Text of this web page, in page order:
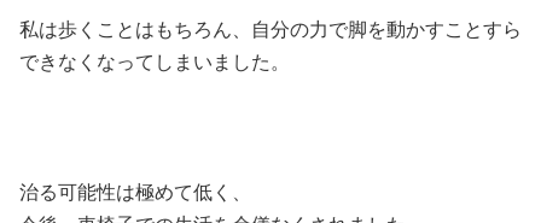
私は歩くことはもちろん、自分の力で脚を動かすことすら
できなくなってしまいました。
治る可能性は極めて低く、